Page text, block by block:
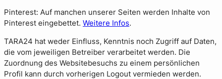
Pinterest: Auf manchen unserer Seiten werden Inhalte von
Pinterest eingebettet. Weitere Infos.
TARA24 hat weder Einfluss, Kenntnis noch Zugriff auf Daten,
die vom jeweiligen Betreiber verarbeitet werden. Die
Zuordnung des Websitebesuchs zu einem persönlichen
Profil kann durch vorherigen Logout vermieden werden.